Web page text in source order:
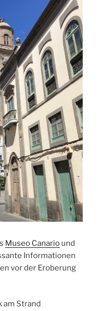
Museo Canario und
Informationen
vor der Eroberung
am Strand